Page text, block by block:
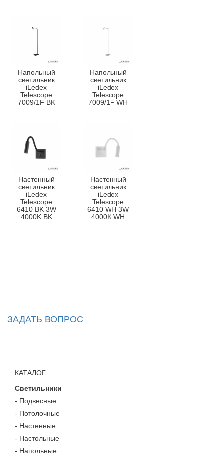
Напольный
светильник
iLedex
Telescope
7009/1F BK
Напольный
светильник
iLedex
Telescope
7009/1F WH
Настенный
светильник
iLedex
Telescope
6410 BK 3W
4000K BK
Настенный
светильник
iLedex
Telescope
6410 WH 3W
4000K WH
ЗАДАТЬ ВОПРОС
КАТАЛОГ
Светильники
- Подвесные
- Потолочные
- Настенные
- Настольные
- Напольные